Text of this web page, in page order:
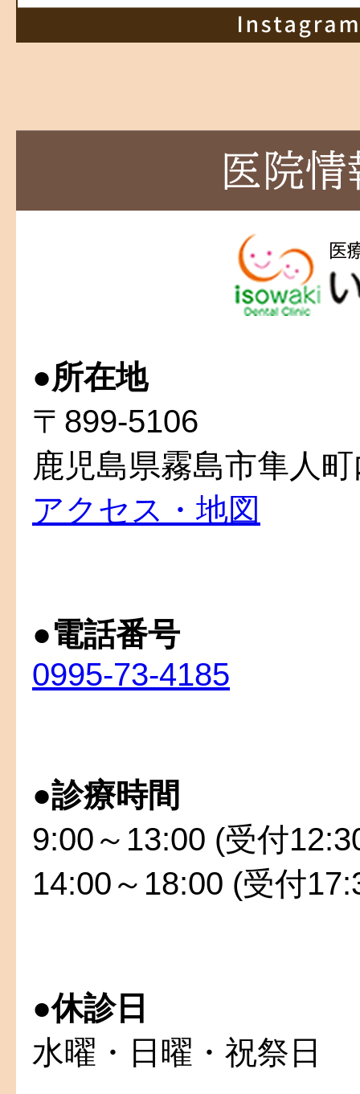
●所在地
〒899-5106
鹿児島県霧島市隼人
アクセス・地図
●電話番号
0995-73-4185
●診療時間
9:00～13:00 (受付
14:00～18:00 (受付
●休診日
水曜・日曜・祝祭日